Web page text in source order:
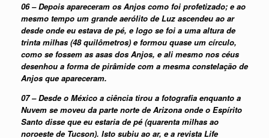
06 – Depois apareceram os Anjos como foi profetizado; e ao
mesmo tempo um grande aerólito de Luz ascendeu ao ar
desde onde eu estava de pé, e logo se foi a uma altura de
trinta milhas (48 quilômetros) e formou quase um círculo,
como se fossem as asas dos Anjos, e ali mesmo nos céus
desenhou a forma de pirâmide com a mesma constelação de
Anjos que apareceram.
07 – Desde o México a ciência tirou a fotografia enquanto a
Nuvem se moveu da parte norte de Arizona onde o Espírito
Santo disse que eu estaria de pé (quarenta milhas ao
noroeste de Tucson). Isto subiu ao ar, e a revista Life